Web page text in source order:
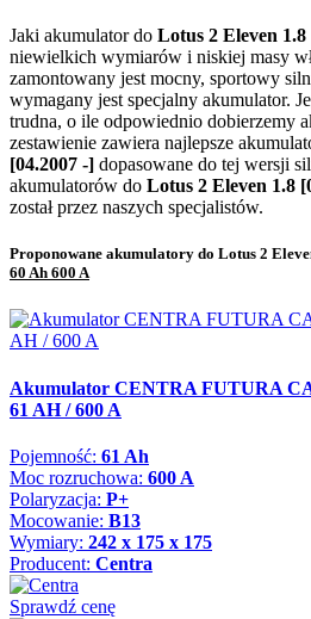
Jaki akumulator do Lotus 2 Eleven 1.8
niewielkich wymiarów i niskiej masy
zamontowany jest mocny, sportowy
wymagany jest specjalny akumulator.
trudna, o ile odpowiednio dobierzemy
zestawienie zawiera najlepsze
[04.2007 -] dopasowane do tej wersji
akumulatorów do Lotus 2 Eleven 1.8
został przez naszych specjalistów.
Proponowane akumulatory do Lotus 2
60 Ah 600 A
Akumulator CENTRA FUTURA
61 AH / 600 A
Pojemność: 61 Ah
Moc rozruchowa: 600 A
Polaryzacja: P+
Mocowanie: B13
Wymiary: 242 x 175 x 175
Producent: Centra
Sprawdź cenę